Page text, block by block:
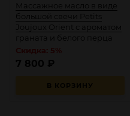
Массажное масло в виде
большой свечи Petits
Joujoux Orient с ароматом
граната и белого перца
В КОРЗИНУ
7 800 ₽